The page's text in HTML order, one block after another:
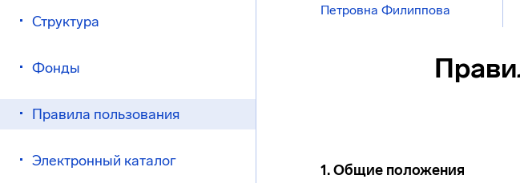
Структура
Фонды
Правила пользования
Электронный каталог
Петровна Филиппова
1. Общие положения